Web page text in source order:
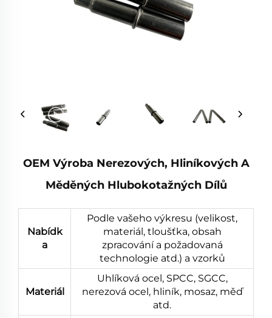
OEM Výroba Nerezových, Hliníkových A
Měděných Hlubokotažných Dílů
Nabídk
a
Podle vašeho výkresu (velikost,
materiál, tloušťka, obsah
zpracování a požadovaná
technologie atd.) a vzorků
Materiál
Uhlíková ocel, SPCC, SGCC,
nerezová ocel, hliník, mosaz, měď
atd.